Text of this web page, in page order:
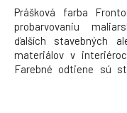
Prášková farba
probarvovaniu
ďalších stavebných
materiálov v
Farebné odtiene sú